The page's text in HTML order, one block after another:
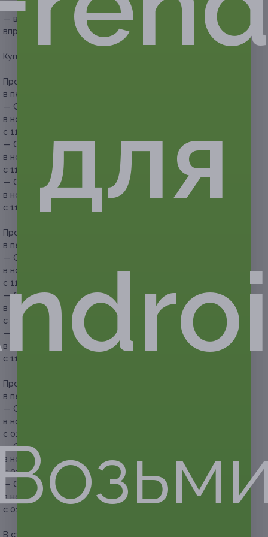
и паспорт (для детей — свидетельство о рождении);
— в случае отсутствия купона администрация отеля
вправе отказать в заезде по ценам купона.
Купон действует на следующие виды услуг:
Проживание в номере категории стандарт для двоих
в период с 11.01.2026 по 28.02.2026:
— Скидка 30% на проживание в течение 3 дней/2 ночей
в номере категории стандарт для двоих в период
с 11.01.2026 по 28.02.2026 (2800 руб. вместо 4000 руб.)
— Скидка 30% на проживание в течение 4 дней/3 ночей
в номере категории стандарт для двоих в период
с 11.01.2026 по 28.02.2026 (4200 руб. вместо 6000 руб.)
— Скидка 30% на проживание в течение 6 дней/5 ночей
в номере категории стандарт для двоих в период
с 11.01.2026 по 28.02.2026 (7000 руб. вместо 10 000 руб.)
Проживание в номере категории комфорт для троих
в период с 11.01.2026 по 31.01.2026:
— Скидка 30% на проживание в течение 3 дней/2 ночей
в номере категории комфорт для троих в период
с 11.01.2026 по 31.01.2026 (3500 руб. вместо 5000 руб.)
— Скидка 30% на проживание в течение 4 дней/3 ночей
в номере категории комфорт для троих в период
с 11.01.2026 по 31.01.2026 (5250 руб. вместо 7500 руб.)
— Скидка 30% на проживание в течение 6 дней/5 ночей
в номере категории комфорт для троих в период
с 11.01.2026 по 31.01.2026 (8750 руб. вместо 12 500 руб.)
Проживание в номере категории комфорт для троих
в период с 01.02.2026 по 28.02.2026:
— Скидка 30% на проживание в течение 3 дней/2 ночей
в номере категории комфорт для троих в период
с 01.02.2026 по 28.02.2026 (3220 руб. вместо 4600 руб.)
— Скидка 30% на проживание в течение 4 дней/3 ночей
в номере категории комфорт для троих в период
с 01.02.2026 по 28.02.2026 (4830 руб. вместо 6900 руб.)
— Скидка 30% на проживание в течение 6 дней/5 ночей
в номере категории комфорт для троих в период
с 01.02.2026 по 28.02.2026 (8050 руб. вместо 11 500 руб.)
В стоимость купона входит:
для